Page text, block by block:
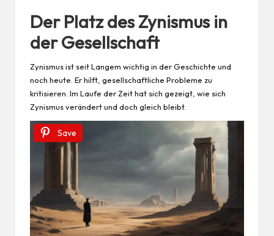
Der Platz des Zynismus in
der Gesellschaft
Zynismus ist seit Langem wichtig in der Geschichte und
noch heute. Er hilft, gesellschaftliche Probleme zu
kritisieren. Im Laufe der Zeit hat sich gezeigt, wie sich
Zynismus verändert und doch gleich bleibt.
Save